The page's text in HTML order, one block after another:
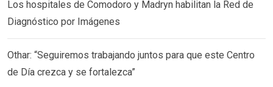
Los hospitales de Comodoro y Madryn habilitan la Red de
Diagnóstico por Imágenes
Othar: “Seguiremos trabajando juntos para que este Centro
de Día crezca y se fortalezca”